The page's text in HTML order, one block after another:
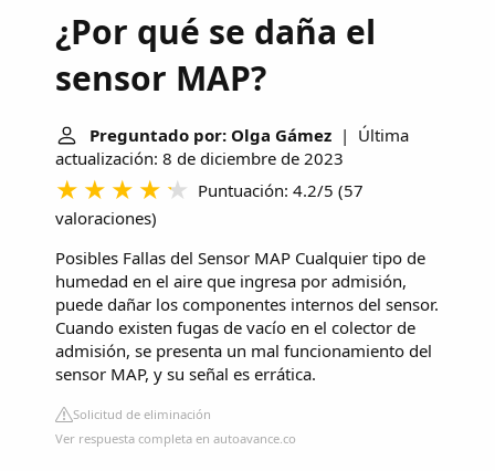
¿Por qué se daña el
sensor MAP?
Preguntado por: Olga Gámez | Última
actualización: 8 de diciembre de 2023
Puntuación: 4.2/5 (57
valoraciones)
Posibles Fallas del Sensor MAP Cualquier tipo de
humedad en el aire que ingresa por admisión,
puede dañar los componentes internos del sensor.
Cuando existen fugas de vacío en el colector de
admisión, se presenta un mal funcionamiento del
sensor MAP, y su señal es errática.
Solicitud de eliminación
Ver respuesta completa en autoavance.co